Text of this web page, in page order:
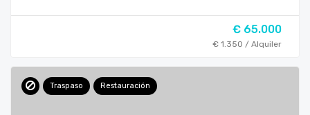
€ 65.000
€ 1.350 / Alquiler
Traspaso Restauración